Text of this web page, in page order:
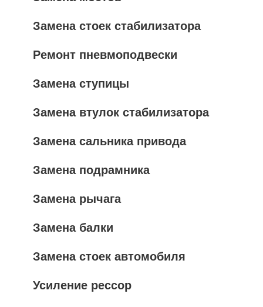
Замена стоек стабилизатора
Ремонт пневмоподвески
Замена ступицы
Замена втулок стабилизатора
Замена сальника привода
Замена подрамника
Замена рычага
Замена балки
Замена стоек автомобиля
Усиление рессор